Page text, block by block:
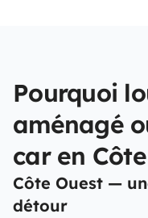
Pourquoi
aménagé
car en
Côte Ouest —
détour